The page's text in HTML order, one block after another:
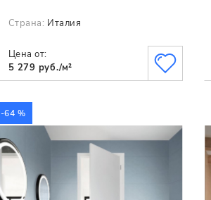
Страна: Италия
Цена от:
5 279 руб./м²
-64 %